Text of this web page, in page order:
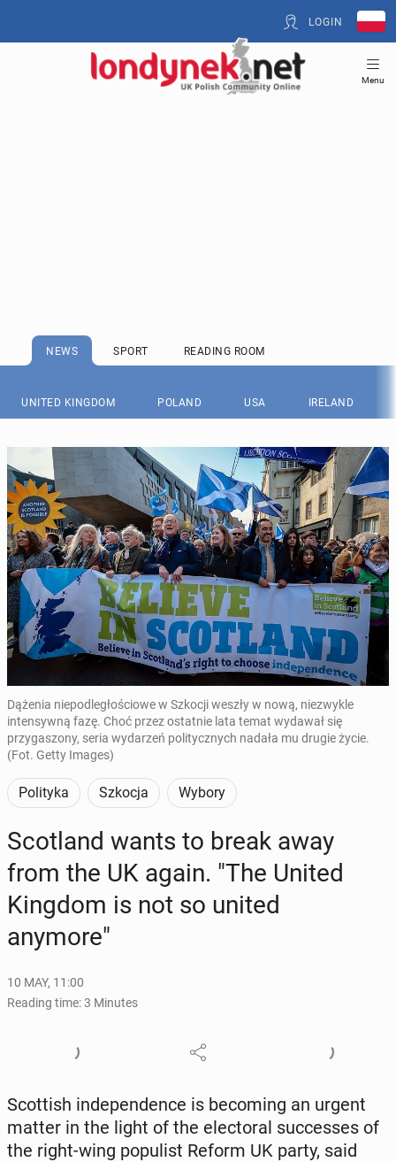
LOGIN
Menu
NEWS SPORT READING ROOM
UNITED KINGDOM POLAND USA IRELAND
Dążenia niepodległościowe w Szkocji weszły w nową, niezwykle
intensywną fazę. Choć przez ostatnie lata temat wydawał się
przygaszony, seria wydarzeń politycznych nadała mu drugie życie.
(Fot. Getty Images)
Polityka Szkocja Wybory
Scot­land wants to break away
from the UK again. "The United
Kingdom is not so united
anymore"
10 MAY, 11:00
Reading time: 3 Minutes
Scot­tish in­de­pen­dence is be­com­ing an urgent
matter in the light of the elec­toral suc­cess­es of
the right-wing pop­ulist Reform UK party, said